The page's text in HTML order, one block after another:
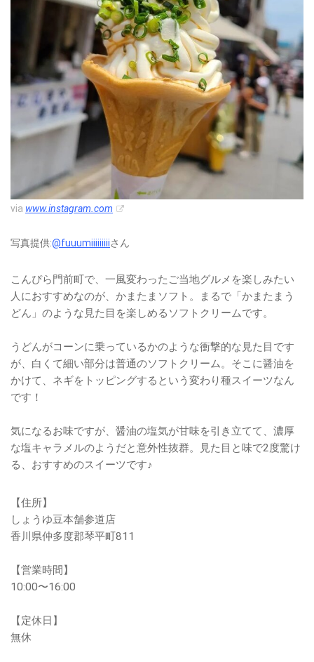
via www.instagram.com
写真提供:@fuuumiiiiiiiiiさん
こんぴら門前町で、一風変わったご当地グルメを楽しみたい
人におすすめなのが、かまたまソフト。まるで「かまたまう
どん」のような見た目を楽しめるソフトクリームです。
うどんがコーンに乗っているかのような衝撃的な見た目です
が、白くて細い部分は普通のソフトクリーム。そこに醤油を
かけて、ネギをトッピングするという変わり種スイーツなん
です！
気になるお味ですが、醤油の塩気が甘味を引き立てて、濃厚
な塩キャラメルのようだと意外性抜群。見た目と味で2度驚け
る、おすすめのスイーツです♪
【住所】
しょうゆ豆本舗参道店
香川県仲多度郡琴平町811
【営業時間】
10:00〜16:00
【定休日】
無休